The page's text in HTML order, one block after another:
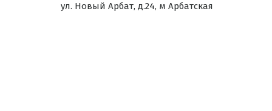
ул. Новый Арбат, д.24, м Арбатская